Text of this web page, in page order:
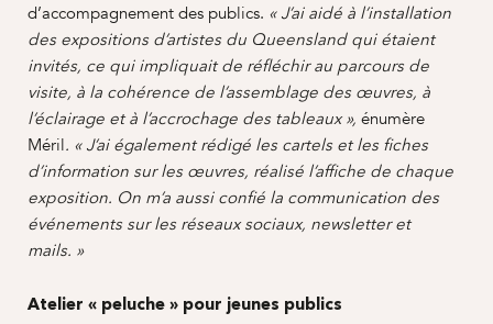
d’accompagnement des publics. « J’ai aidé à l’installation
des expositions d’artistes du Queensland qui étaient
invités, ce qui impliquait de réfléchir au parcours de
visite, à la cohérence de l’assemblage des œuvres, à
l’éclairage et à l’accrochage des tableaux », énumère
Méril. « J’ai également rédigé les cartels et les fiches
d’information sur les œuvres, réalisé l’affiche de chaque
exposition. On m’a aussi confié la communication des
événements sur les réseaux sociaux, newsletter et
mails. »
Atelier « peluche » pour jeunes publics